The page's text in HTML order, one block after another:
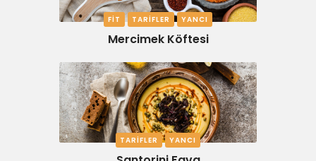
FIT TARIFLER YANCI
Mercimek Köftesi
TARIFLER YANCI